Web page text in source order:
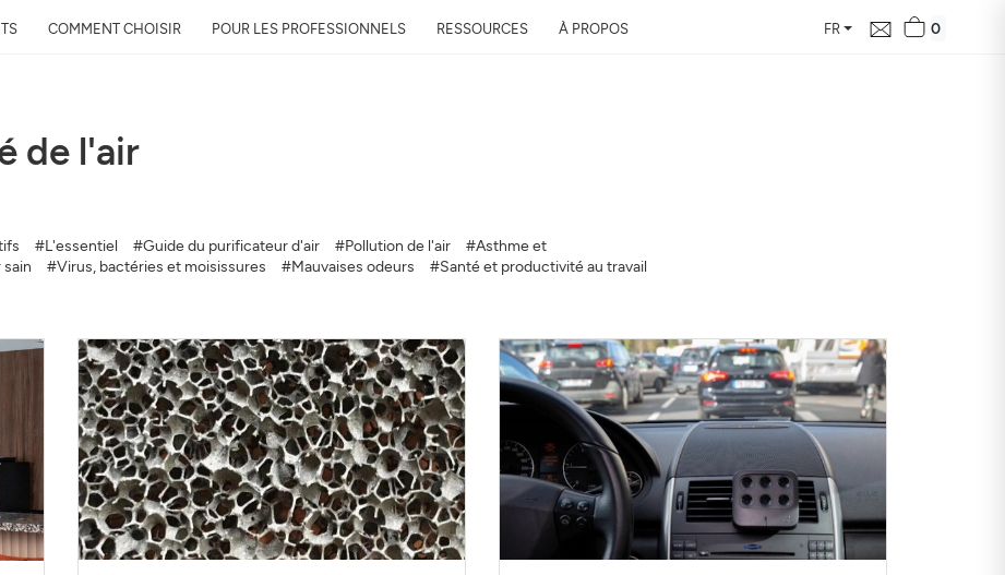
COMMENT CHOISIR POUR LES PROFESSIONNELS RESSOURCES À PROPOS FR 0
de l'air
#L'essentiel #Guide du purificateur d'air #Pollution de l'air
#Asthme et
#Virus, bactéries et moisissures #Mauvaises odeurs #Santé et productivité au travail
Découvrez la qualité de l’air autour de votre domicile, son
évolution et son impact sur votre santé
Adresse
S'INSCRIRE FERMER